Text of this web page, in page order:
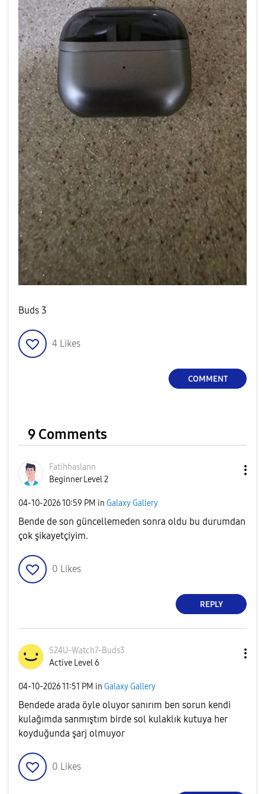
Buds 3
4 Likes
COMMENT
9 Comments
Fatihhaslann
Beginner Level 2
‎04-10-202610:59 PM in Galaxy Gallery
Bende de son güncellemeden sonra oldu bu durumdan
çok şikayetçiyim.
0 Likes
REPLY
S24U-Watch7-Buds3
Active Level 6
‎04-10-202611:51 PM in Galaxy Gallery
Bendede arada öyle oluyor sanırım ben sorun kendi
kulağımda sanmıştım birde sol kulaklık kutuya her
koyduğunda şarj olmuyor
0 Likes